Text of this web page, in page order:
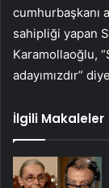
cumhurbaşkanı
sahipliği yapan
Karamollaoğlu,
adayımızdır”
İlgili Makaleler